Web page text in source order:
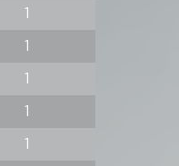
1
1
1
1
1